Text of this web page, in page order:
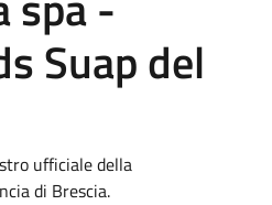
Suap del
ufficiale della
di Brescia.